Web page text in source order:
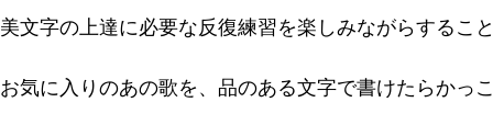
美文字の上達に必要な反復練習を楽しみながらするこ
お気に入りのあの歌を、品のある文字で書けたらかっ